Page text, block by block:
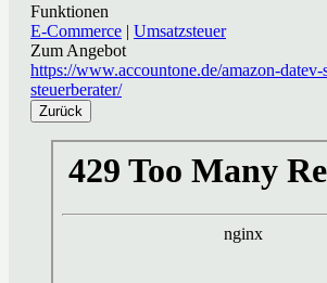
Funktionen
E-Commerce | Umsatzsteuer
Zum Angebot
https://www.accountone.de/amazon-
steuerberater/
Zurück